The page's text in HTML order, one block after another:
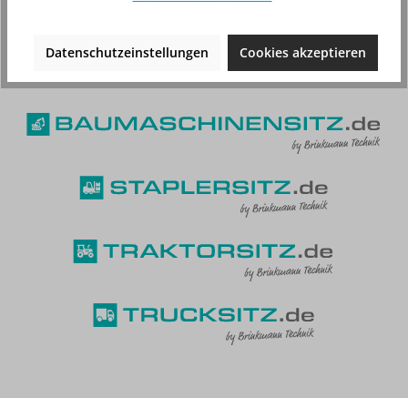
Unsere weiteren Online-Shops
Datenschutzeinstellungen Cookies akzeptieren